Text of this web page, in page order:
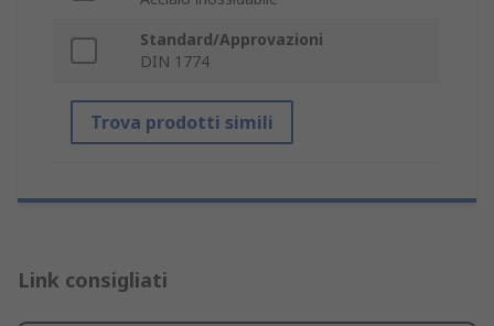
Standard/Approvazioni
DIN 1774
Trova prodotti simili
Link consigliati